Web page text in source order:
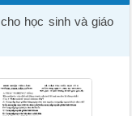
học sinh và giáo